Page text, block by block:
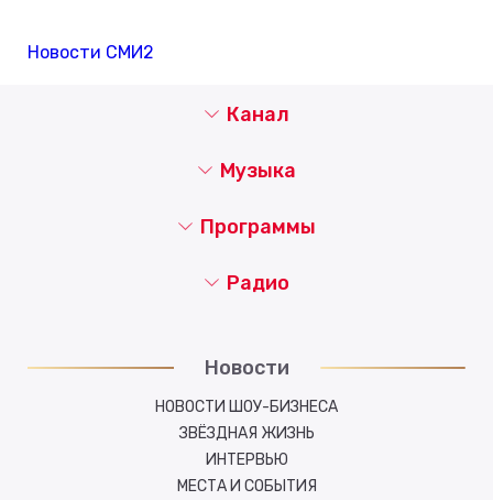
Новости СМИ2
Канал
Музыка
Новости
НОВОСТИ ШОУ-БИЗНЕСА
ЗВЁЗДНАЯ ЖИЗНЬ
ИНТЕРВЬЮ
МЕСТА И СОБЫТИЯ
Программы
Радио